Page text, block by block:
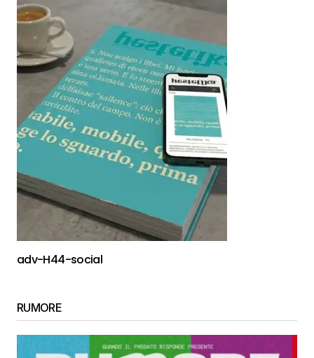
adv-H44-social
RUMORE